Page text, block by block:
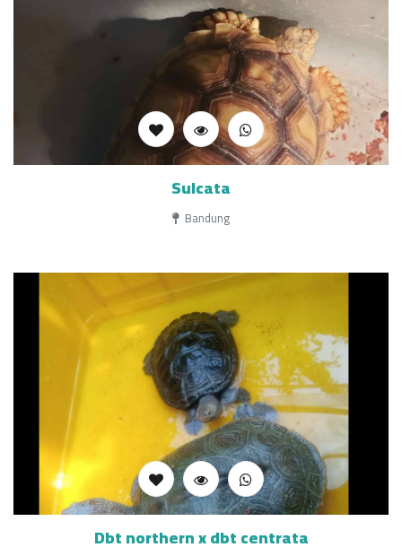
Sulcata
Bandung
Dbt northern x dbt centrata